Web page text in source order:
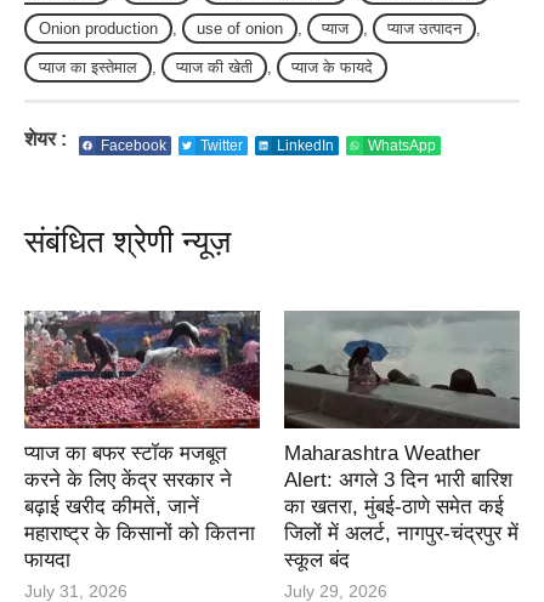
Onion production use of onion प्याज प्याज उत्पादन
प्याज का इस्तेमाल प्याज की खेती प्याज के फायदे
शेयर : Facebook Twitter LinkedIn WhatsApp
संबंधित श्रेणी न्यूज़
प्याज का बफर स्टॉक मजबूत
करने के लिए केंद्र सरकार ने
बढ़ाई खरीद कीमतें, जानें
महाराष्ट्र के किसानों को कितना
फायदा
July 31, 2026
Maharashtra Weather
Alert: अगले 3 दिन भारी बारिश
का खतरा, मुंबई-ठाणे समेत कई
जिलों में अलर्ट, नागपुर-चंद्रपुर में
स्कूल बंद
July 29, 2026